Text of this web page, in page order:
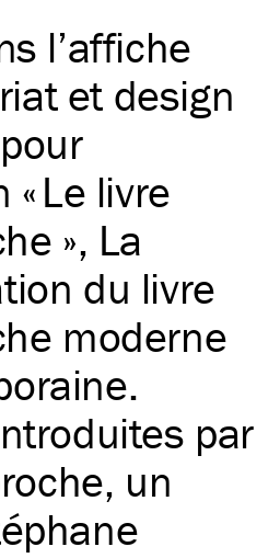
l’affiche
et design
« Le livre
», La
du livre
moderne
par
un